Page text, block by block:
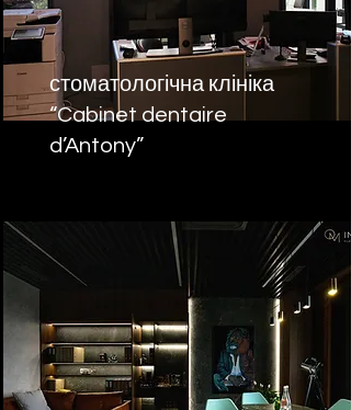
стоматологічна клініка
“Cabinet dentaire
d’Antony”